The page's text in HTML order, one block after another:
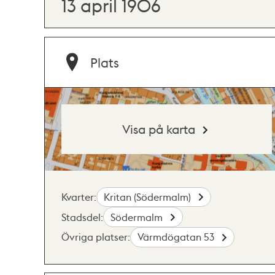
13 april 1906
Plats
Visa på karta
Kvarter:
Kritan (Södermalm)
Stadsdel:
Södermalm
Övriga platser:
Värmdögatan 53